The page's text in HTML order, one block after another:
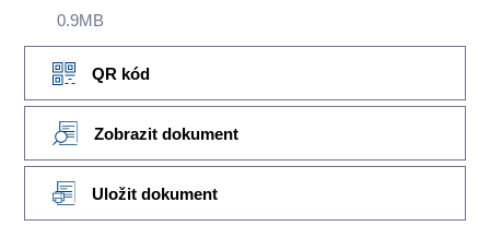
0.9MB
QR kód
Zobrazit dokument
Uložit dokument